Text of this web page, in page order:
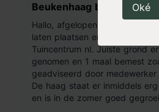
Oké
Beukenhaag besteld
Hallo, afgelopen voorjaar
laten plaatsen en online
Tuincentrum nl. Juiste grond
genomen en 1 maal bemest
geadviseerd door medewerker
De haag staat er inmiddels
en is in de zomer goed